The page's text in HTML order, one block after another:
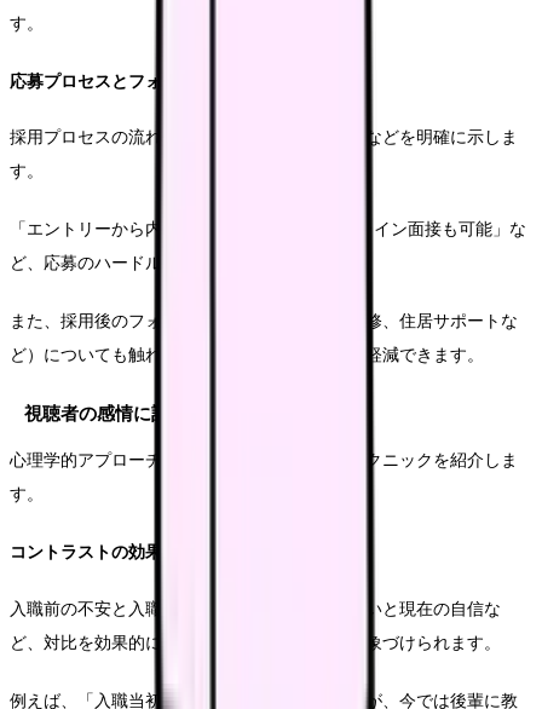
す。
応募プロセスとフォローアップの明示
採用プロセスの流れ、応募方法、問い合わせ先などを明確に示しま
す。
「エントリーから内定まで最短2週間」「オンライン面接も可能」な
ど、応募のハードルを下げる情報も効果的です。
また、採用後のフォローアップ体制（入職前研修、住居サポートな
ど）についても触れることで、応募への不安を軽減できます。
視聴者の感情に訴えかける構成のコツ
心理学的アプローチを活用した効果的な構成テクニックを紹介しま
す。
コントラストの効果的な活用法
入職前の不安と入職後の充実感、新人時代の迷いと現在の自信な
ど、対比を効果的に使うことで変化や成長を印象づけられます。
例えば、「入職当初は夜勤の度に緊張していたが、今では後輩に教